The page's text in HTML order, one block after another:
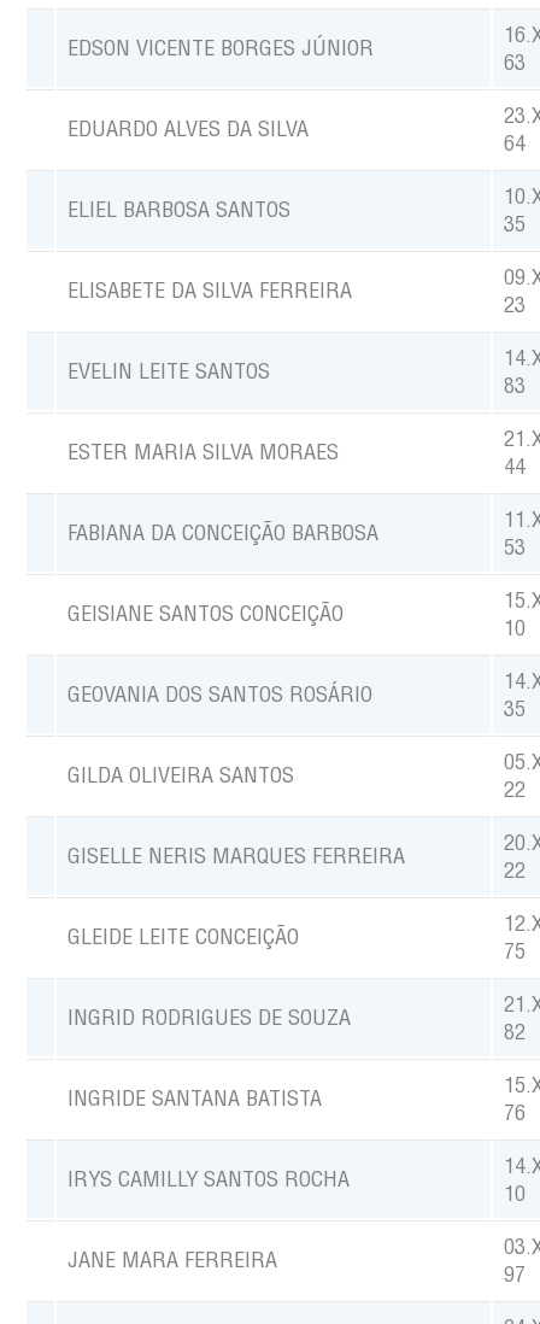
EDSON VICENTE BORGES JÚNIOR
63
EDUARDO ALVES DA SILVA
64
ELIEL BARBOSA SANTOS
35
ELISABETE DA SILVA FERREIRA
23
EVELIN LEITE SANTOS
83
ESTER MARIA SILVA MORAES
44
FABIANA DA CONCEIÇÃO BARBOSA
53
GEISIANE SANTOS CONCEIÇÃO
10
GEOVANIA DOS SANTOS ROSÁRIO
35
GILDA OLIVEIRA SANTOS
22
GISELLE NERIS MARQUES FERREIRA
22
GLEIDE LEITE CONCEIÇÃO
75
INGRID RODRIGUES DE SOUZA
82
INGRIDE SANTANA BATISTA
76
IRYS CAMILLY SANTOS ROCHA
10
JANE MARA FERREIRA
97